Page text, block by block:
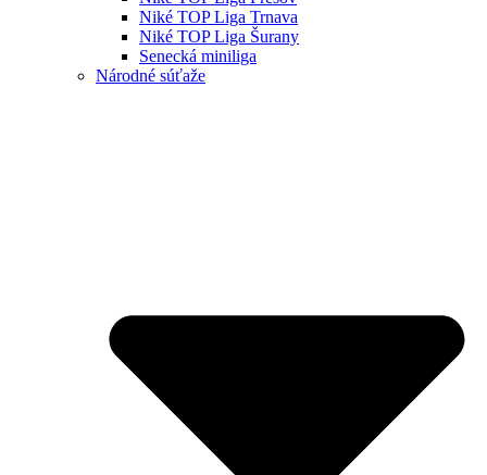
Niké TOP Liga Trnava
Niké TOP Liga Šurany
Senecká miniliga
Národné súťaže